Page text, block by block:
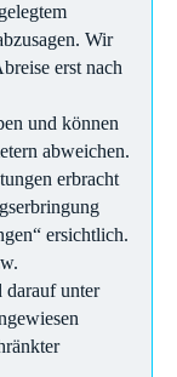
Wir
erst nach
und können
abweichen.
erbracht
ersichtlich.
darauf unter